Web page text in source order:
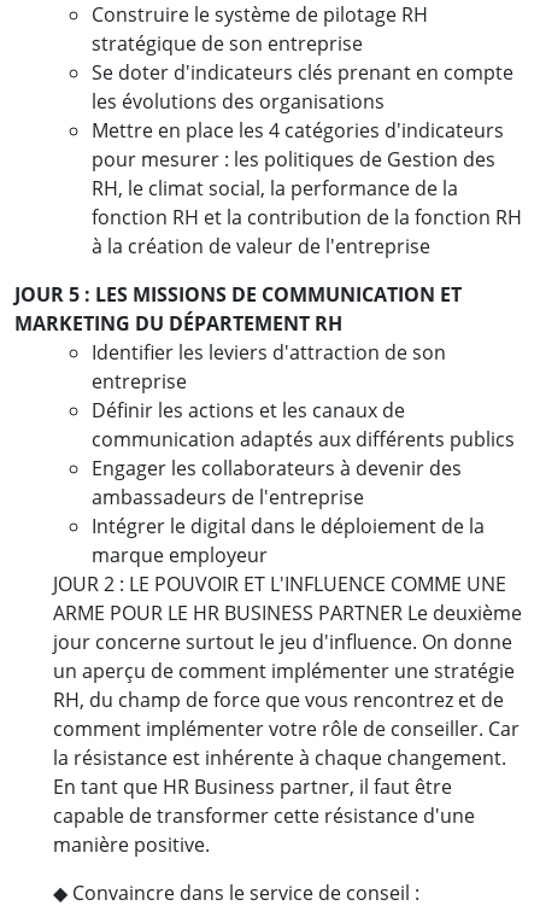
Construire le système de pilotage RH
stratégique de son entreprise
Se doter d'indicateurs clés prenant en compte
les évolutions des organisations
Mettre en place les 4 catégories d'indicateurs
pour mesurer : les politiques de Gestion des
RH, le climat social, la performance de la
fonction RH et la contribution de la fonction RH
à la création de valeur de l'entreprise
JOUR 5 : LES MISSIONS DE COMMUNICATION ET
MARKETING DU DÉPARTEMENT RH
Identifier les leviers d'attraction de son
entreprise
Définir les actions et les canaux de
communication adaptés aux différents publics
Engager les collaborateurs à devenir des
ambassadeurs de l'entreprise
Intégrer le digital dans le déploiement de la
marque employeur
JOUR 2 : LE POUVOIR ET L'INFLUENCE COMME UNE
ARME POUR LE HR BUSINESS PARTNER Le deuxième
jour concerne surtout le jeu d'influence. On donne
un aperçu de comment implémenter une stratégie
RH, du champ de force que vous rencontrez et de
comment implémenter votre rôle de conseiller. Car
la résistance est inhérente à chaque changement.
En tant que HR Business partner, il faut être
capable de transformer cette résistance d'une
manière positive.
◆ Convaincre dans le service de conseil :